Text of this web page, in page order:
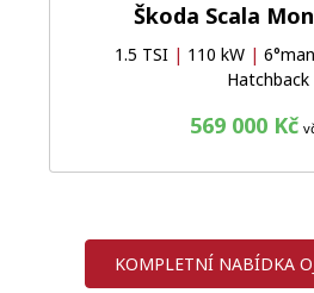
Škoda Scala
1.5 TSI | 110 kW |
Hatchback
569 000 Kč
KOMPLETNÍ NABÍDKA